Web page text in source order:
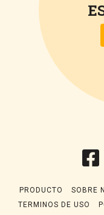
PRODUCTO SOBRE
TERMINOS DE USO